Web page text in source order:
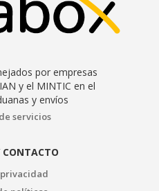
por empresas
y el MINTIC en el
y envíos
servicios
CONTACTO